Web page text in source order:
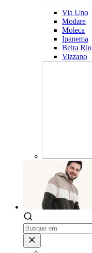
Via Uno
Modare
Moleca
Ipanema
Beira Rio
Vizzano